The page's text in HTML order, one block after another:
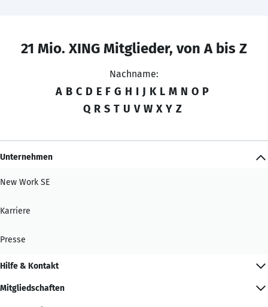
21 Mio. XING Mitglieder, von A bis Z
Nachname:
A B C D E F G H I J K L M N O P
Q R S T U V W X Y Z
Unternehmen
New Work SE
Karriere
Presse
Hilfe & Kontakt
Mitgliedschaften